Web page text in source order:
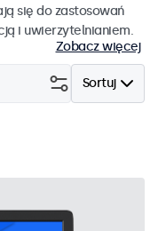
się do zastosowań
i uwierzytelnianiem.
Zobacz więcej
Sortuj